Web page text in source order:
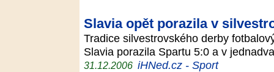
Slavia opět porazila v
Tradice silvestrovského derby
Slavia porazila Spartu 5:0 a v
31.12.2006 iHNed.cz - Sport